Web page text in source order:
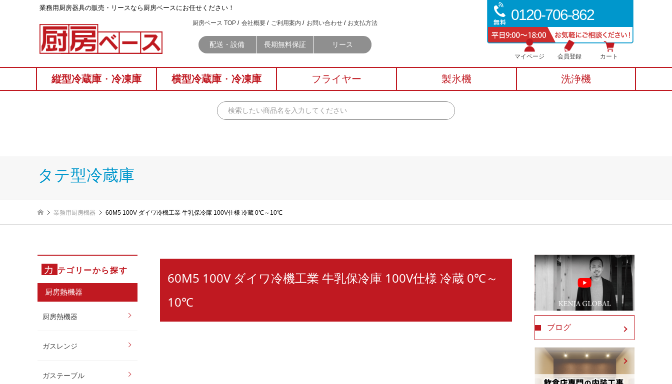
0120-706-862
業務⽤厨房器具の販売・リースなら厨房ベースにお任せください！
厨房ベース TOP 会社概要 ご利用案内 お問い合わせ お支払方法
配送・設備 長期無料保証 リース
マイページ 会員登録 カート
縦型冷蔵庫 ・ 冷凍庫 横型冷蔵庫 ・ 冷凍庫 フライヤー 製氷機 洗浄機
タテ型冷蔵庫
業務用厨房機器 60M5 100V ダイワ冷機工業 牛乳保冷庫 100V仕様 冷蔵 0℃～10℃
カ テゴリーから探す
厨房熱機器
厨房熱機器
ガスレンジ
ガステーブル
60M5 100V ダイワ冷機工業 牛乳保冷庫 100V仕様 冷蔵 0℃～
10℃
ブログ